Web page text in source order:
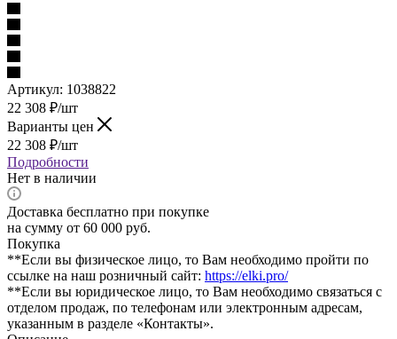
Артикул: 1038822
22 308 ₽/шт
Варианты цен
22 308 ₽/шт
Подробности
Нет в наличии
Доставка бесплатно при покупке
на сумму от 60 000 руб.
Покупка
**Если вы физическое лицо, то Вам необходимо пройти по
ссылке на наш розничный сайт: https://elki.pro/
**Если вы юридическое лицо, то Вам необходимо связаться с
отделом продаж, по телефонам или электронным адресам,
указанным в разделе «Контакты».